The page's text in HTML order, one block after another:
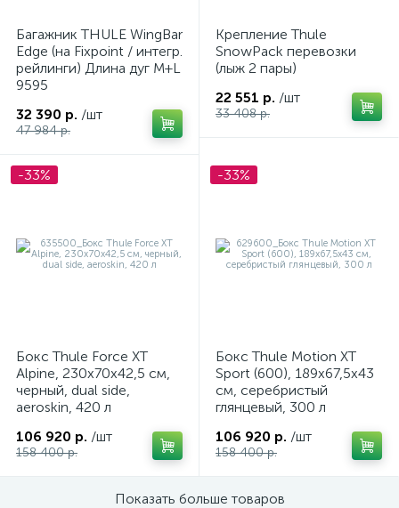
Багажник THULE WingBar
Edge (на Fixpoint / интегр.
рейлинги) Длина дуг M+L
9595
32 390 р. /шт
47 984 р.
Крепление Thule
SnowPack перевозки
(лыж 2 пары)
22 551 р. /шт
33 408 р.
-33%
Бокс Thule Force XT
Alpine, 230x70x42,5 см,
черный, dual side,
aeroskin, 420 л
106 920 р. /шт
158 400 р.
-33%
Бокс Thule Motion XT
Sport (600), 189x67,5x43
см, серебристый
глянцевый, 300 л
106 920 р. /шт
158 400 р.
Показать больше товаров